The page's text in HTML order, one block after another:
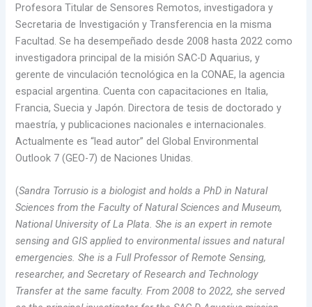
Profesora Titular de Sensores Remotos, investigadora y
Secretaria de Investigación y Transferencia en la misma
Facultad. Se ha desempeñado desde 2008 hasta 2022 como
investigadora principal de la misión SAC-D Aquarius, y
gerente de vinculación tecnológica en la CONAE, la agencia
espacial argentina. Cuenta con capacitaciones en Italia,
Francia, Suecia y Japón. Directora de tesis de doctorado y
maestría, y publicaciones nacionales e internacionales.
Actualmente es “lead autor” del Global Environmental
Outlook 7 (GEO-7) de Naciones Unidas.
(Sandra Torrusio is a biologist and holds a PhD in Natural
Sciences from the Faculty of Natural Sciences and Museum,
National University of La Plata. She is an expert in remote
sensing and GIS applied to environmental issues and natural
emergencies. She is a Full Professor of Remote Sensing,
researcher, and Secretary of Research and Technology
Transfer at the same faculty. From 2008 to 2022, she served